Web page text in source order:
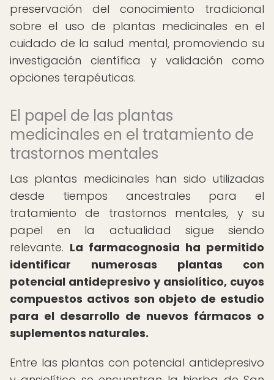
preservación del conocimiento tradicional
sobre el uso de plantas medicinales en el
cuidado de la salud mental, promoviendo su
investigación científica y validación como
opciones terapéuticas.
El papel de las plantas
medicinales en el tratamiento de
trastornos mentales
Las plantas medicinales han sido utilizadas
desde tiempos ancestrales para el
tratamiento de trastornos mentales, y su
papel en la actualidad sigue siendo
relevante. La farmacognosia ha permitido
identificar numerosas plantas con
potencial antidepresivo y ansiolítico, cuyos
compuestos activos son objeto de estudio
para el desarrollo de nuevos fármacos o
suplementos naturales.
Entre las plantas con potencial antidepresivo